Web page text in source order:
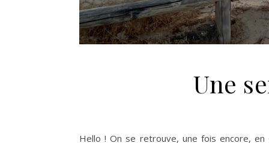
Une
Hello ! On se retrouve, une fois encore,